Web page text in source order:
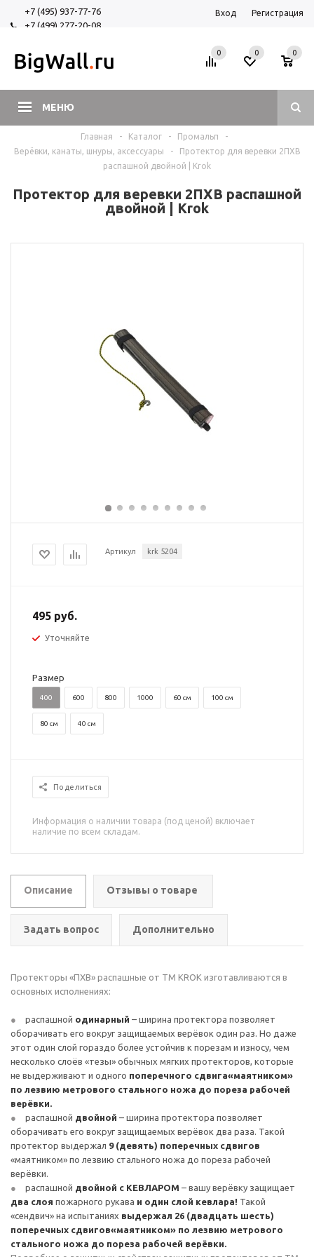
+7 (495) 937-77-76
+7 (499) 277-20-08
Вход Регистрация
МЕНЮ
0 0
0
Главная - Каталог - Промальп
-
Верёвки, канаты, шнуры, аксессуары
-
Протектор для веревки 2ПХВ
распашной двойной | Krok
Протектор для веревки 2ПХВ распашной
двойной | Krok
Артикул krk 5204
495 руб.
Уточняйте
Размер
400 600 800 1000 60 см 100 см
80 см 40 см
Поделиться
Информация о наличии товара (под ценой) включает
наличие по всем складам.
Описание Отзывы о товаре
Задать вопрос Дополнительно
Протекторы «ПХВ» распашные от TM KROK изготавливаются в
основных исполнениях:
распашной одинарный – ширина протектора позволяет
оборачивать его вокруг защищаемых верёвок один раз. Но даже
этот один слой гораздо более устойчив к порезам и износу, чем
несколько слоёв «тезы» обычных мягких протекторов, которые
не выдерживают и одного поперечного сдвига«маятником»
по лезвию метрового стального ножа до пореза рабочей
верёвки.
распашной двойной – ширина протектора позволяет
оборачивать его вокруг защищаемых верёвок два раза. Такой
протектор выдержал 9 (девять) поперечных сдвигов
«маятником» по лезвию стального ножа до пореза рабочей
верёвки.
распашной двойной с КЕВЛАРОМ – вашу верёвку защищает
два слоя пожарного рукава и один слой кевлара! Такой
«сендвич» на испытаниях выдержал 26 (двадцать шесть)
поперечных сдвигов«маятником» по лезвию метрового
стального ножа до пореза рабочей верёвки.